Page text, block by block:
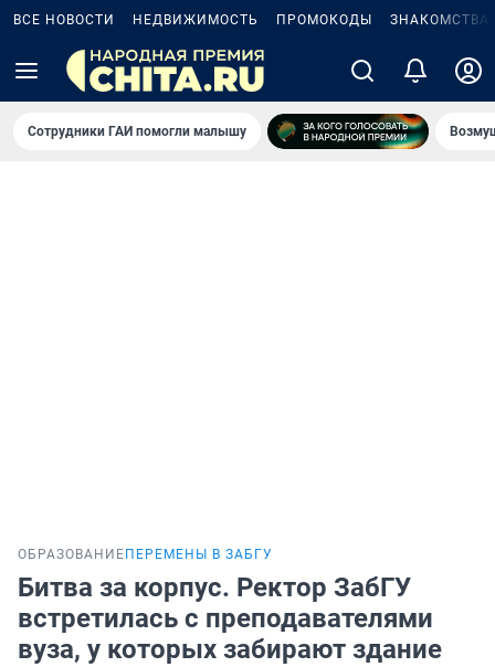
ВСЕ НОВОСТИ НЕДВИЖИМОСТЬ ПРОМОКОДЫ ЗНАКОМСТВА
Сотрудники ГАИ помогли малышу
ОБРАЗОВАНИЕ ПЕРЕМЕНЫ В ЗАБГУ
Битва за корпус. Ректор ЗабГУ
встретилась с преподавателями
вуза, у которых забирают здание